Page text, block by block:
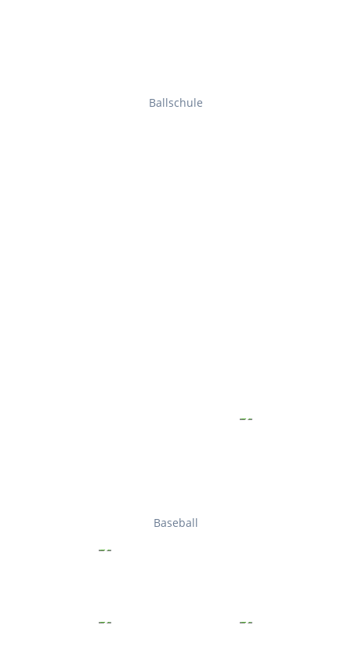
Ballschule
Baseball